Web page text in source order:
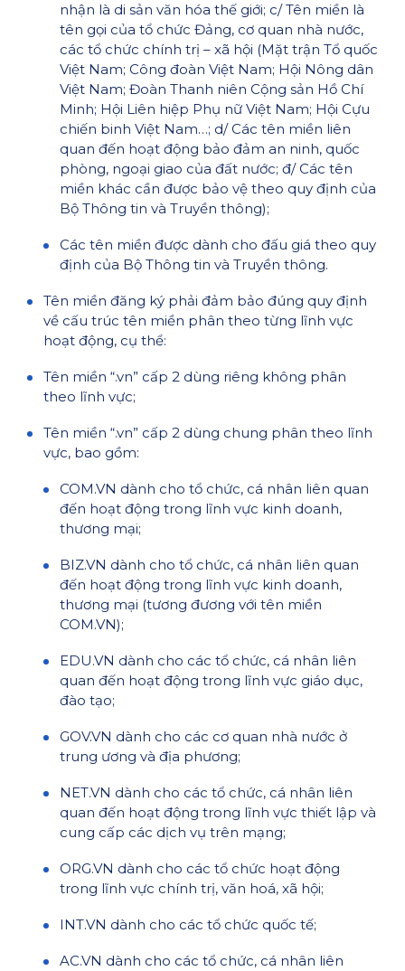
nhận là di sản văn hóa thế giới; c/ Tên miền là
tên gọi của tổ chức Đảng, cơ quan nhà nước,
các tổ chức chính trị – xã hội (Mặt trận Tổ quốc
Việt Nam; Công đoàn Việt Nam; Hội Nông dân
Việt Nam; Đoàn Thanh niên Cộng sản Hồ Chí
Minh; Hội Liên hiệp Phụ nữ Việt Nam; Hội Cựu
chiến binh Việt Nam…; d/ Các tên miền liên
quan đến hoạt động bảo đảm an ninh, quốc
phòng, ngoại giao của đất nước; đ/ Các tên
miền khác cần được bảo vệ theo quy định của
Bộ Thông tin và Truyền thông);
Các tên miền được dành cho đấu giá theo quy
định của Bộ Thông tin và Truyền thông.
Tên miền đăng ký phải đảm bảo đúng quy định
về cấu trúc tên miền phân theo từng lĩnh vực
hoạt động, cụ thể:
Tên miền “.vn” cấp 2 dùng riêng không phân
theo lĩnh vực;
Tên miền “.vn” cấp 2 dùng chung phân theo lĩnh
vực, bao gồm:
COM.VN dành cho tổ chức, cá nhân liên quan
đến hoạt động trong lĩnh vực kinh doanh,
thương mại;
BIZ.VN dành cho tổ chức, cá nhân liên quan
đến hoạt động trong lĩnh vực kinh doanh,
thương mại (tương đương với tên miền
COM.VN);
EDU.VN dành cho các tổ chức, cá nhân liên
quan đến hoạt động trong lĩnh vực giáo dục,
đào tạo;
GOV.VN dành cho các cơ quan nhà nước ở
trung ương và địa phương;
NET.VN dành cho các tổ chức, cá nhân liên
quan đến hoạt động trong lĩnh vực thiết lập và
cung cấp các dịch vụ trên mạng;
ORG.VN dành cho các tổ chức hoạt động
trong lĩnh vực chính trị, văn hoá, xã hội;
INT.VN dành cho các tổ chức quốc tế;
AC.VN dành cho các tổ chức, cá nhân liên